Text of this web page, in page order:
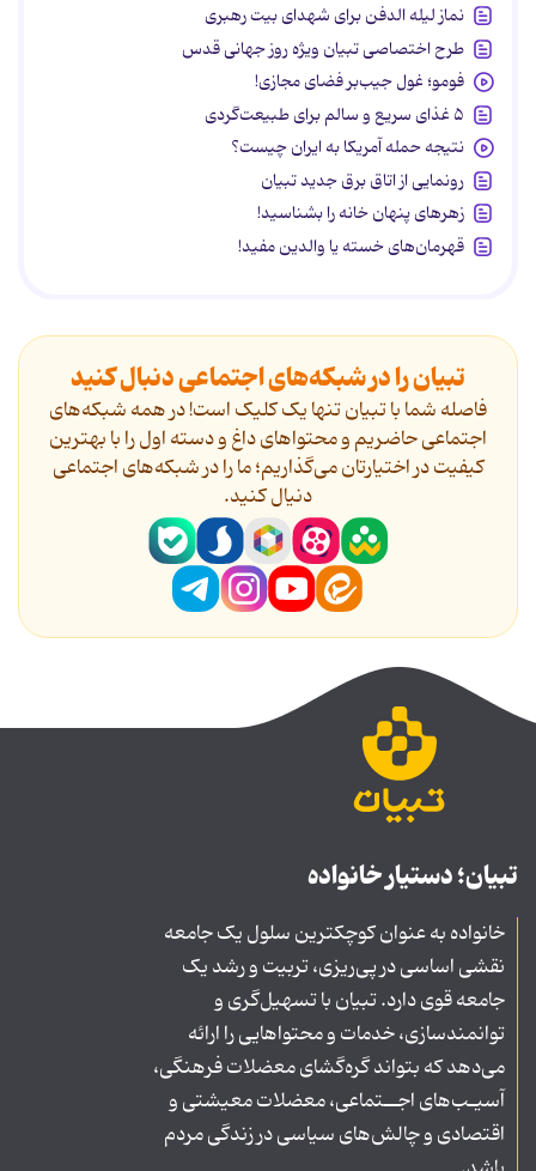
نماز لیله الدفن برای شهدای بیت رهبری
طرح اختصاصی تبیان ویژه روز جهانی قدس
فومو؛ غول جیب‌بر فضای مجازی!
۵ غذای سریع و سالم برای طبیعت‌گردی
نتیجه حمله آمریکا به ایران چیست؟
رونمایی از اتاق برق جدید تبیان
زهرهای پنهان خانه را بشناسید!
قهرمان‌های خسته یا والدین مفید!
تبیان را در شبکه‌های اجتماعی دنبال کنید
فاصله شما با تبیان تنها یک کلیک است! در همه شبکه‌های
اجتماعی حاضریم و محتواهای داغ و دسته اول را با بهترین
کیفیت در اختیارتان می‌گذاریم؛ ما را در شبکه‌های اجتماعی
دنیال کنید.
تبیان؛ دستیار خانواده
خانواده به عنوان کوچکترین سلول یک جامعه
نقشی اساسی در پی‌ریزی، تربیت و رشد یک
جامعه قوی دارد. تبیان با تسهیل‌گری و
توانمندسازی، خدمات و محتواهایی را ارائه
می‌دهد که بتواند گره‌گشای معضلات فرهنگی،
آسیـب‌های اجــتماعی، معضلات معیشتی و
اقتصادی و چالش‌های سیاسی در زندگی مردم